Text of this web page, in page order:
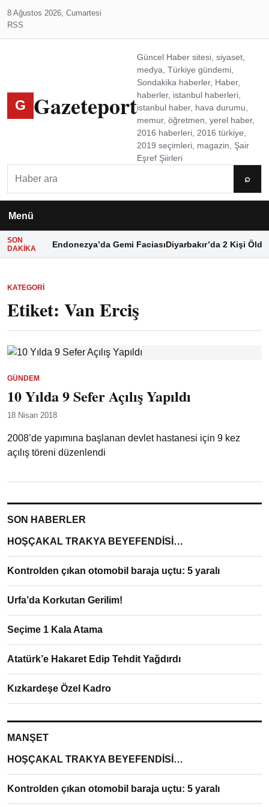
8 Ağustos 2026, Cumartesi
RSS
G Gazeteport
Güncel Haber sitesi, siyaset,
medya, Türkiye gündemi,
Sondakika haberler, Haber,
haberler, istanbul haberleri,
istanbul haber, hava durumu,
memur, öğretmen, yerel haber,
2016 haberleri, 2016 türkiye,
2019 seçimleri, magazin, Şair
Eşref Şiirleri
⌕
Menü
SON
DAKIKA
Endonezya’da Gemi FaciasıDiyarbakır’da 2 Kişi Öldü
KATEGORI
Etiket: Van Erciş
GÜNDEM
10 Yılda 9 Sefer Açılış Yapıldı
18 Nisan 2018
2008’de yapımına başlanan devlet hastanesi için 9 kez
açılış töreni düzenlendi
SON HABERLER
HOŞÇAKAL TRAKYA BEYEFENDİSİ…
Kontrolden çıkan otomobil baraja uçtu: 5 yaralı
Urfa’da Korkutan Gerilim!
Seçime 1 Kala Atama
Atatürk’e Hakaret Edip Tehdit Yağdırdı
Kızkardeşe Özel Kadro
MANŞET
HOŞÇAKAL TRAKYA BEYEFENDİSİ…
Kontrolden çıkan otomobil baraja uçtu: 5 yaralı